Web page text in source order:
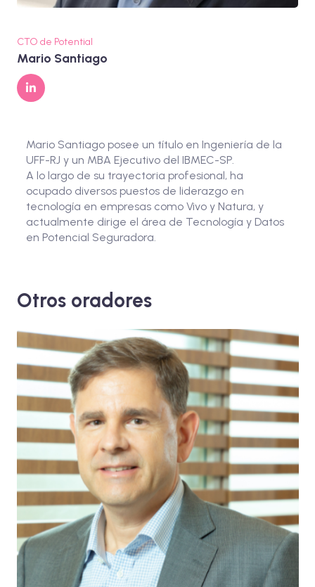
CTO de Potential
Mario Santiago
Mario Santiago posee un título en Ingeniería de la
UFF-RJ y un MBA Ejecutivo del IBMEC-SP.
A lo largo de su trayectoria profesional, ha
ocupado diversos puestos de liderazgo en
tecnología en empresas como Vivo y Natura, y
actualmente dirige el área de Tecnología y Datos
en Potencial Seguradora.
Otros oradores